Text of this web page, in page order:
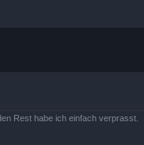
Rest habe ich einfach verprasst.